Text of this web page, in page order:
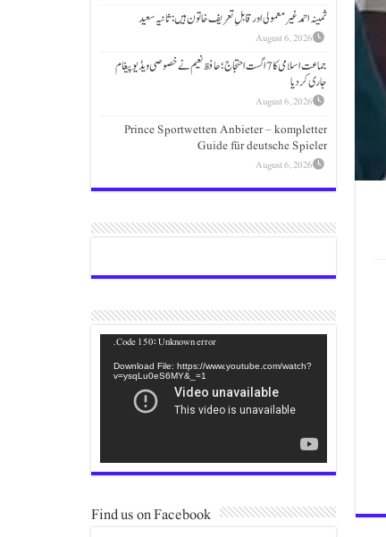
ثمینہ احمد غیر معمولی اور قابلِ تعریف خاتون ہیں: ثانیہ سعید
August 6, 2026
جماعت اسلامی کا 7 اگست احتجاج؛حافظ نعیم نے خصوصی ویڈیو پیغام
جاری کردیا
August 6, 2026
Prince Sportwetten Anbieter – kompletter
Guide für deutsche Spieler
August 6, 2026
Player
Code 150: Unknown error.
Download File: https://www.youtube.com/watch?
v=ysqLu0eS6MY&_=1
Find us on Facebook